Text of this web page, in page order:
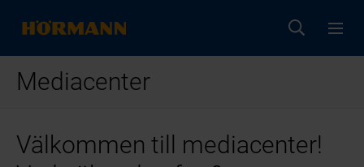
Mediacenter
Välkommen till mediacenter!